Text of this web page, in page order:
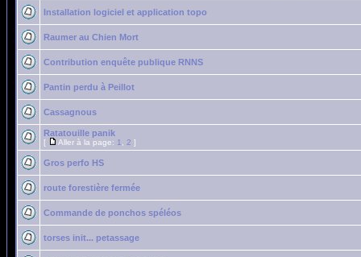
Installation logiciel et application topo
Raumer au Chien Mort
Contribution enquête publique RNNS
Pantin perdu à Peillot
Cassagnous
Ratatouille panik
[ Aller à la page: 1 2 ]
Gros perfo HS
route forestière fermée
Commande de ponchos spéléos
torses init... petassage